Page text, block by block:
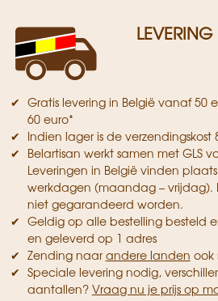
LEVERING
Gratis levering in België vanaf 50
60 euro*
Indien lager is de verzendingskost
Belartisan werkt samen met GLS
Leveringen in België vinden
werkdagen (maandag – vrijdag).
niet gegarandeerd worden.
Geldig op alle bestelling besteld
en geleverd op 1 adres
Zending naar andere landen ook
Speciale levering nodig,
aantallen? Vraag nu je prijs op